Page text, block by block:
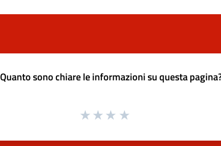
Quanto sono chiare le informazioni su questa